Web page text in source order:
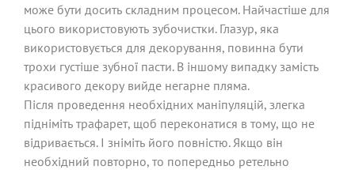
може бути досить складним процесом. Найчастіше для
цього використовують зубочистки. Глазур, яка
використовується для декорування, повинна бути
трохи густіше зубної пасти. В іншому випадку замість
красивого декору вийде негарне пляма.
Після проведення необхідних маніпуляцій, злегка
підніміть трафарет, щоб переконатися в тому, що не
відривається. І зніміть його повністю. Якщо він
необхідний повторно, то попередньо ретельно